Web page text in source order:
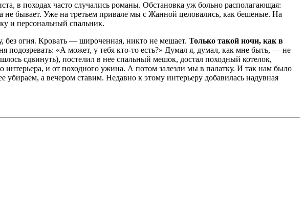
в походах часто случались романы. Обстановка уж больно располагающая:
не бывает. Уже на третьем привале мы с Жанной целовались, как бешеные. На
и персональный спальник.
без огня. Кровать — широченная, никто не мешает. Только такой ночи, как в
подозревать: «А может, у тебя кто-то есть?» Думал я, думал, как мне быть, — не
сдвинуть), постелил в нее спальный мешок, достал походный котелок,
и от походного ужина. А потом залезли мы в палатку. И так нам было
а вечером ставим. Недавно к этому интерьеру добавилась надув­ная